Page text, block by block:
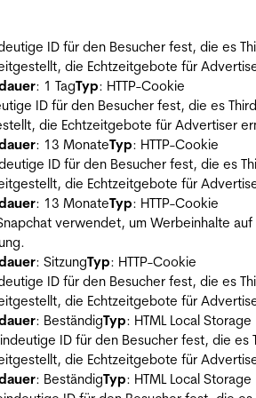
ID für den Besucher fest, die es
die Echtzeitgebote für
: 1 TagTyp: HTTP-Cookie
ID für den Besucher fest, die es
die Echtzeitgebote für Advertiser
: 13 MonateTyp: HTTP-Cookie
ID für den Besucher fest, die es
die Echtzeitgebote für
: 13 MonateTyp: HTTP-Cookie
verwendet, um Werbeinhalte
: SitzungTyp: HTTP-Cookie
ID für den Besucher fest, die es
die Echtzeitgebote für
: BeständigTyp: HTML Local Storage
ID für den Besucher fest, die
die Echtzeitgebote für
: BeständigTyp: HTML Local Storage